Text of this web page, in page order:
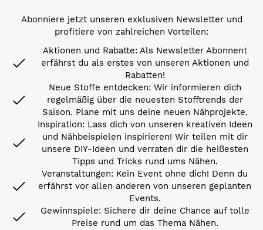
Abonniere jetzt unseren exklusiven Newsletter und
profitiere von zahlreichen Vorteilen:
Aktionen und Rabatte: Als Newsletter Abonnent
erfährst du als erstes von unseren Aktionen und
Rabatten!
Neue Stoffe entdecken: Wir informieren dich
regelmäßig über die neuesten Stofftrends der
Saison. Plane mit uns deine neuen Nähprojekte.
Inspiration: Lass dich von unseren kreativen Ideen
und Nähbeispielen inspirieren! Wir teilen mit dir
unsere DIY-Ideen und verraten dir die heißesten
Tipps und Tricks rund ums Nähen.
Veranstaltungen: Kein Event ohne dich! Denn du
erfährst vor allen anderen von unseren geplanten
Events.
Gewinnspiele: Sichere dir deine Chance auf tolle
Preise rund um das Thema Nähen.